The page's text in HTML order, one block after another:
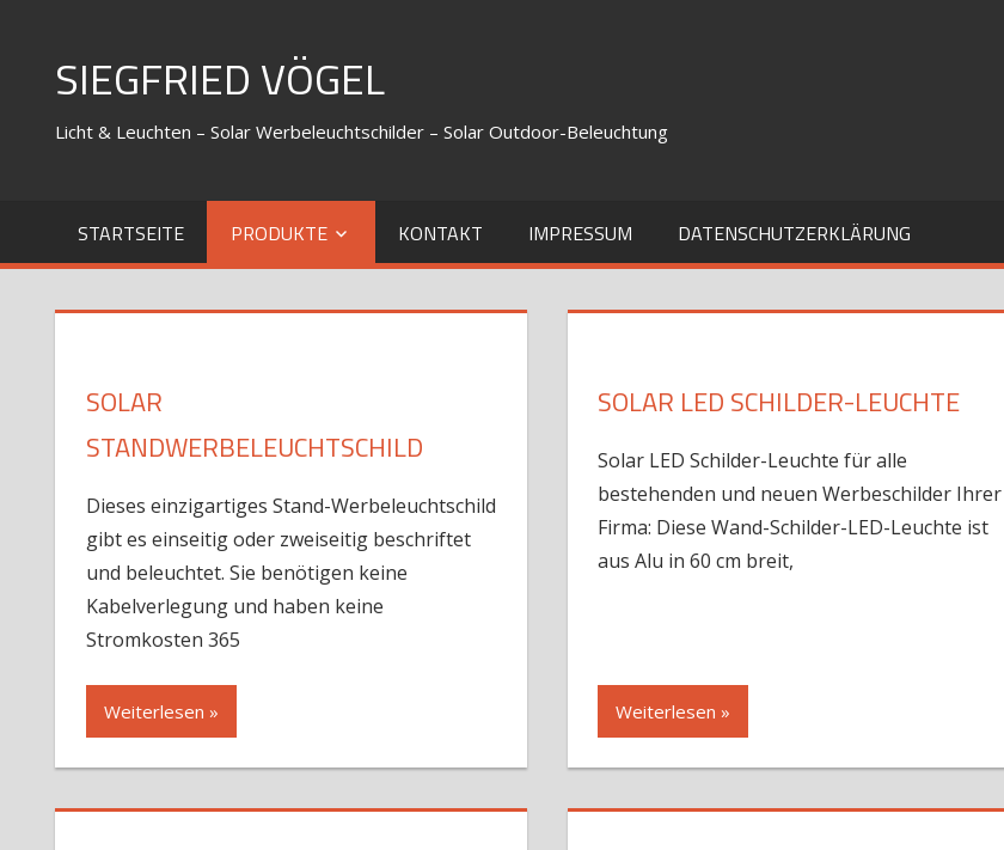
springenSIEGFRIED VÖGEL
Licht & Leuchten – Solar Werbeleuchtschilder – Solar Outdoor-Beleuchtung
STARTSEITE PRODUKTE KONTAKT IMPRESSUM DATENSCHUTZERKLÄRUNG
SOLAR
STANDWERBELEUCHTSCHILD
Dieses einzigartiges Stand-Werbeleuchtschild
gibt es einseitig oder zweiseitig beschriftet
und beleuchtet. Sie benötigen keine
Kabelverlegung und haben keine
Stromkosten 365
Weiterlesen »
SOLAR LED SCHILDER-LEUCHTE
Solar LED Schilder-Leuchte für alle
bestehenden und neuen Werbeschilder Ihrer
Firma: Diese Wand-Schilder-LED-Leuchte ist
aus Alu in 60 cm breit,
Weiterlesen »